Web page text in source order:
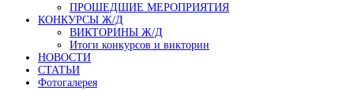
ПРОШЕДШИЕ МЕРОПРИЯТИЯ
КОНКУРСЫ Ж/Д
ВИКТОРИНЫ Ж/Д
Итоги конкурсов и викторин
НОВОСТИ
СТАТЬИ
Фотогалерея